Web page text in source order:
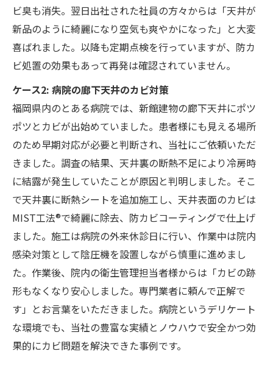
ビ臭も消失。翌日出社された社員の方々からは「天井が
新品のように綺麗になり空気も爽やかになった」と大変
喜ばれました。以降も定期点検を行っていますが、防カ
ビ処置の効果もあって再発は確認されていません。
ケース2: 病院の廊下天井のカビ対策
福岡県内のとある病院では、新館建物の廊下天井にポツ
ポツとカビが出始めていました。患者様にも見える場所
のため早期対応が必要と判断され、当社にご依頼いただ
きました。調査の結果、天井裏の断熱不足により冷房時
に結露が発生していたことが原因と判明しました。そこ
で天井裏に断熱シートを追加施工し、天井表面のカビは
MIST工法®で綺麗に除去、防カビコーティングで仕上げ
ました。施工は病院の外来休診日に行い、作業中は院内
感染対策として陰圧機を設置しながら慎重に進めまし
た。作業後、院内の衛生管理担当者様からは「カビの跡
形もなくなり安心しました。専門業者に頼んで正解で
す」とお言葉をいただきました。病院というデリケート
な環境でも、当社の豊富な実績とノウハウで安全かつ効
果的にカビ問題を解決できた事例です。